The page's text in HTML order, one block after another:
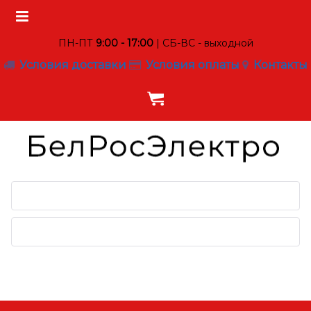
ПН-ПТ 9:00 - 17:00| СБ-ВС - выходной
Условия доставки Условия оплаты Контакты